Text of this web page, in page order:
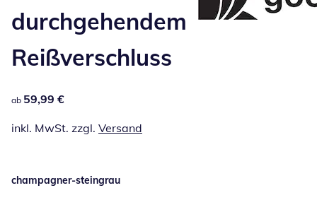
durchgehendem
Reißverschluss
59,99 €
ab 59,99 €
inkl. MwSt. zzgl. Versand
champagner-steingrau